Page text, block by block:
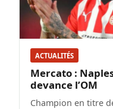
ACTUALITÉS
Mercato :
devance l’OM
Champion en titre